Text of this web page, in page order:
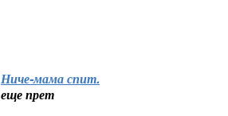
Ниче-мама спит.
еще прет